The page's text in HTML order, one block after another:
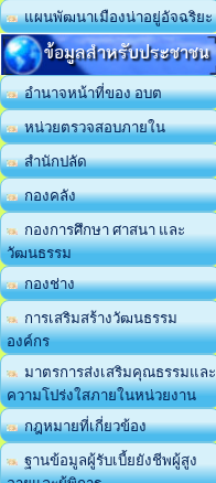
แผนพัฒนาเมืองน่าอยู่อัจฉริยะ
ข้อมูลสำหรับประชาชน
อำนาจหน้าที่ของ อบต
หน่วยตรวจสอบภายใน
สำนักปลัด
กองคลัง
กองการศึกษา ศาสนา และ
วัฒนธรรม
กองช่าง
การเสริมสร้างวัฒนธรรม
องค์กร
มาตรการส่งเสริมคุณธรรมและ
ความโปร่งใสภายในหน่วยงาน
กฎหมายที่เกี่ยวข้อง
ฐานข้อมูลผู้รับเบี้ยยังชีพผู้สูง